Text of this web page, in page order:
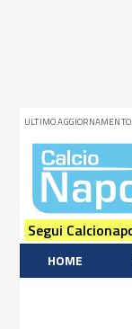
ULTIMO AGGIORNAMENTO:
Segui
HOME